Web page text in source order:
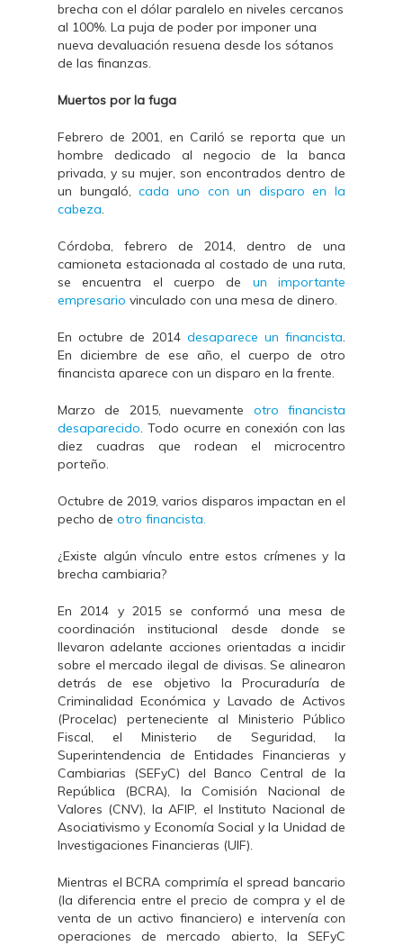
brecha con el dólar paralelo en niveles cercanos
al 100%. La puja de poder por imponer una
nueva devaluación resuena desde los sótanos
de las finanzas.
Muertos por la fuga
Febrero de 2001, en Cariló se reporta que un
hombre dedicado al negocio de la banca
privada, y su mujer, son encontrados dentro de
un bungaló,cada uno con un disparo en la
cabeza.
Córdoba, febrero de 2014, dentro de una
camioneta estacionada al costado de una ruta,
se encuentra el cuerpo de un importante
empresario vinculado con una mesa de dinero.
En octubre de 2014 desaparece un financista.
En diciembre de ese año, el cuerpo de otro
financista aparece con un disparo en la frente.
Marzo de 2015, nuevamente otro financista
desaparecido. Todo ocurre en conexión con las
diez cuadras que rodean el microcentro
porteño.
Octubre de 2019, varios disparos impactan en el
pecho de otro financista.
¿Existe algún vínculo entre estos crímenes y la
brecha cambiaria?
En 2014 y 2015 se conformó una mesa de
coordinación institucional desde donde se
llevaron adelante acciones orientadas a incidir
sobre el mercado ilegal de divisas. Se alinearon
detrás de ese objetivo la Procuraduría de
Criminalidad Económica y Lavado de Activos
(Procelac) perteneciente al Ministerio Público
Fiscal, el Ministerio de Seguridad, la
Superintendencia de Entidades Financieras y
Cambiarias (SEFyC) del Banco Central de la
República (BCRA), la Comisión Nacional de
Valores (CNV), la AFIP, el Instituto Nacional de
Asociativismo y Economía Social y la Unidad de
Investigaciones Financieras (UIF).
Mientras el BCRA comprimía el spread bancario
(la diferencia entre el precio de compra y el de
venta de un activo financiero) e intervenía con
operaciones de mercado abierto, la SEFyC